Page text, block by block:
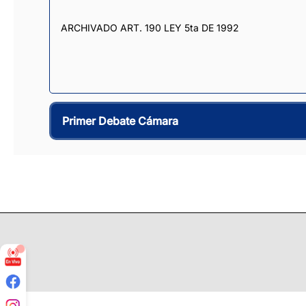
ARCHIVADO ART. 190 LEY 5ta DE 1992
Primer Debate Cámara